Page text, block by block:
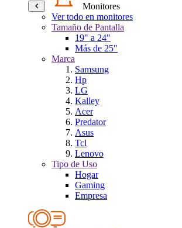
Monitores
Ver todo en monitores
Tamaño de Pantalla
19" a 24"
Más de 25"
Marca
Samsung
Hp
LG
Kalley
Acer
Predator
Asus
Tcl
Lenovo
Tipo de Uso
Hogar
Gaming
Empresa